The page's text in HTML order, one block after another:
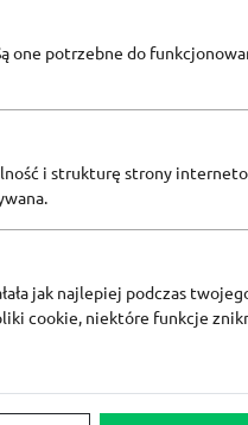
one potrzebne do
i strukturę strony
jak najlepiej podczas
cookie, niektóre funkcje